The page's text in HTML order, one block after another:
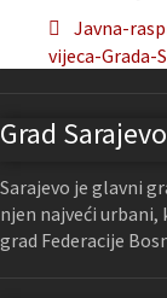
Javna-
vijeca-Grada-
Grad Sarajevo
Sarajevo je glavni
njen najveći
grad Federacije